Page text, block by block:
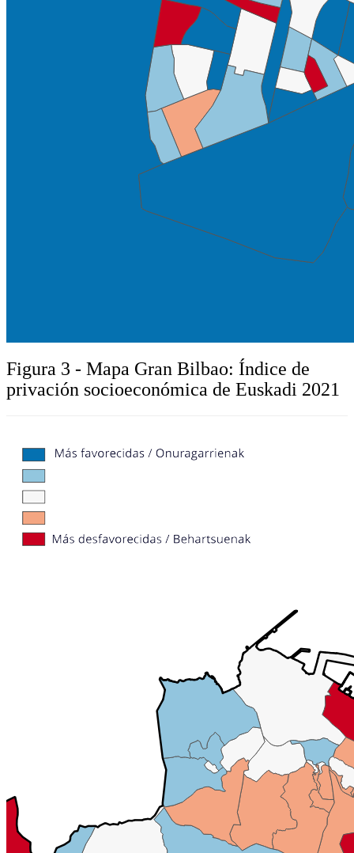
Figura 3 - Mapa Gran Bilbao: Índice de
privación socioeconómica de Euskadi 2021